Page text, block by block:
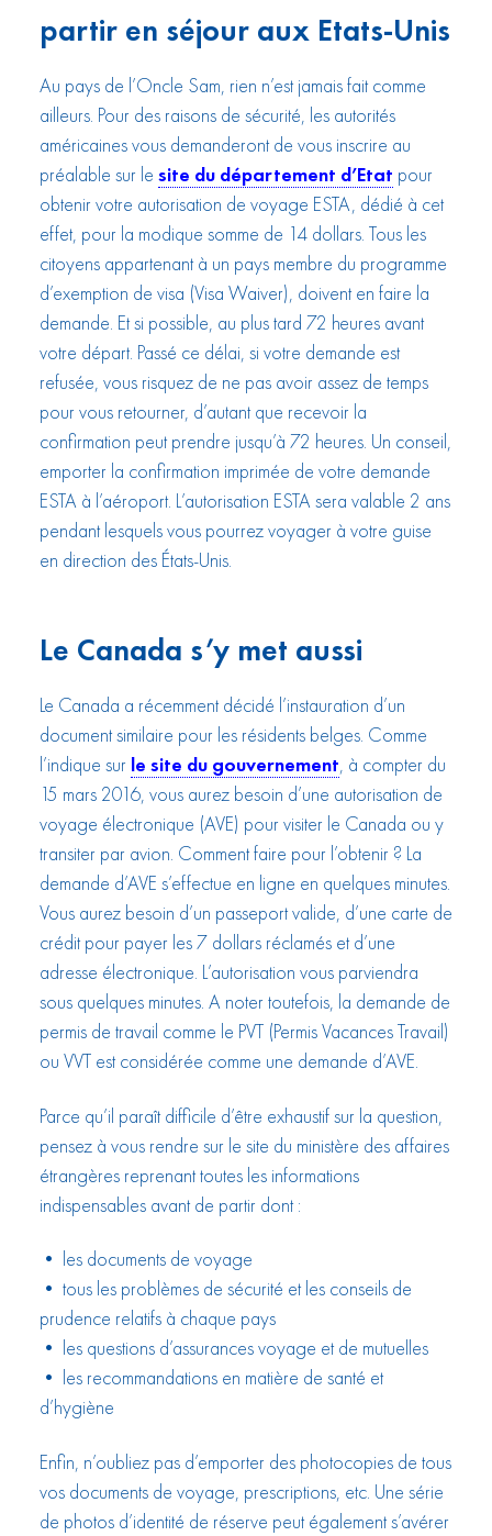
partir en séjour aux Etats-Unis
Au pays de l’Oncle Sam, rien n’est jamais fait comme
ailleurs. Pour des raisons de sécurité, les autorités
américaines vous demanderont de vous inscrire au
préalable sur le site du département d’Etat pour
obtenir votre autorisation de voyage ESTA, dédié à cet
effet, pour la modique somme de 14 dollars. Tous les
citoyens appartenant à un pays membre du programme
d’exemption de visa (Visa Waiver), doivent en faire la
demande. Et si possible, au plus tard 72 heures avant
votre départ. Passé ce délai, si votre demande est
refusée, vous risquez de ne pas avoir assez de temps
pour vous retourner, d’autant que recevoir la
confirmation peut prendre jusqu’à 72 heures. Un conseil,
emporter la confirmation imprimée de votre demande
ESTA à l’aéroport. L’autorisation ESTA sera valable 2 ans
pendant lesquels vous pourrez voyager à votre guise
en direction des États-Unis.
Le Canada s’y met aussi
Le Canada a récemment décidé l’instauration d’un
document similaire pour les résidents belges. Comme
l’indique sur le site du gouvernement, à compter du
15 mars 2016, vous aurez besoin d’une autorisation de
voyage électronique (AVE) pour visiter le Canada ou y
transiter par avion. Comment faire pour l’obtenir ? La
demande d’AVE s’effectue en ligne en quelques minutes.
Vous aurez besoin d’un passeport valide, d’une carte de
crédit pour payer les 7 dollars réclamés et d’une
adresse électronique. L’autorisation vous parviendra
sous quelques minutes. A noter toutefois, la demande de
permis de travail comme le PVT (Permis Vacances Travail)
ou VVT est considérée comme une demande d’AVE.
Parce qu’il paraît difficile d’être exhaustif sur la question,
pensez à vous rendre sur le site du ministère des affaires
étrangères reprenant toutes les informations
indispensables avant de partir dont :
• les documents de voyage
• tous les problèmes de sécurité et les conseils de
prudence relatifs à chaque pays
• les questions d’assurances voyage et de mutuelles
• les recommandations en matière de santé et
d’hygiène
Enfin, n’oubliez pas d’emporter des photocopies de tous
vos documents de voyage, prescriptions, etc. Une série
de photos d’identité de réserve peut également s’avérer